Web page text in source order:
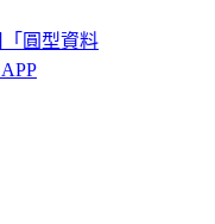
「圓型資料